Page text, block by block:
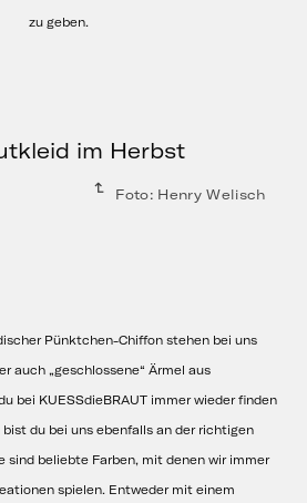
zu geben.
Foto: Henry Welisch
Pünktchen-Chiffon stehen bei uns
auch „geschlossene“ Ärmel aus
bei KUESSdieBRAUT immer wieder finden
bist du bei uns ebenfalls an der richtigen
sind beliebte Farben, mit denen wir immer
spielen. Entweder mit einem